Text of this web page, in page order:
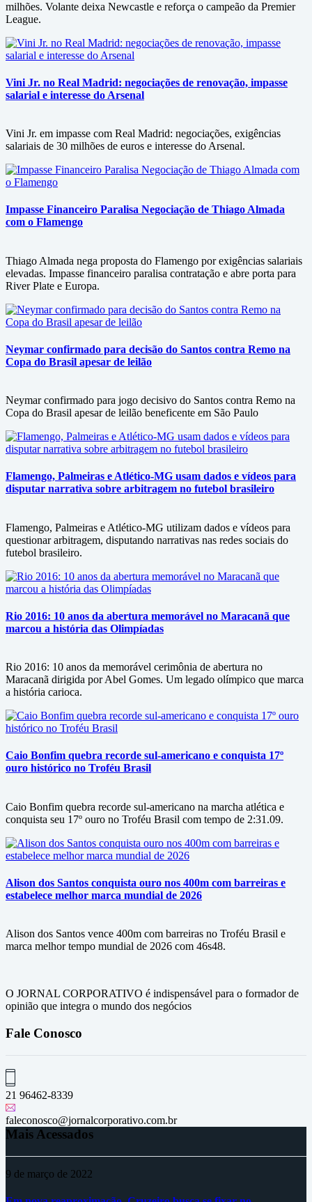
milhões. Volante deixa Newcastle e reforça o campeão da Premier
League.
Vini Jr. no Real Madrid: negociações de renovação, impasse
salarial e interesse do Arsenal
Vini Jr. em impasse com Real Madrid: negociações, exigências
salariais de 30 milhões de euros e interesse do Arsenal.
Impasse Financeiro Paralisa Negociação de Thiago Almada
com o Flamengo
Thiago Almada nega proposta do Flamengo por exigências salariais
elevadas. Impasse financeiro paralisa contratação e abre porta para
River Plate e Europa.
Neymar confirmado para decisão do Santos contra Remo na
Copa do Brasil apesar de leilão
Neymar confirmado para jogo decisivo do Santos contra Remo na
Copa do Brasil apesar de leilão beneficente em São Paulo
Flamengo, Palmeiras e Atlético-MG usam dados e vídeos para
disputar narrativa sobre arbitragem no futebol brasileiro
Flamengo, Palmeiras e Atlético-MG utilizam dados e vídeos para
questionar arbitragem, disputando narrativas nas redes sociais do
futebol brasileiro.
Rio 2016: 10 anos da abertura memorável no Maracanã que
marcou a história das Olimpíadas
Rio 2016: 10 anos da memorável cerimônia de abertura no
Maracanã dirigida por Abel Gomes. Um legado olímpico que marca
a história carioca.
Caio Bonfim quebra recorde sul-americano e conquista 17º
ouro histórico no Troféu Brasil
Caio Bonfim quebra recorde sul-americano na marcha atlética e
conquista seu 17º ouro no Troféu Brasil com tempo de 2:31.09.
Alison dos Santos conquista ouro nos 400m com barreiras e
estabelece melhor marca mundial de 2026
Alison dos Santos vence 400m com barreiras no Troféu Brasil e
marca melhor tempo mundial de 2026 com 46s48.
O JORNAL CORPORATIVO é indispensável para o formador de
opinião que integra o mundo dos negócios
Fale Conosco
21 96462-8339
faleconosco@jornalcorporativo.com.br
Mais Acessados
9 de março de 2022